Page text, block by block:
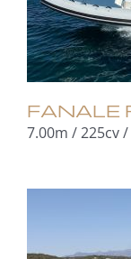
FANALE
7.00m / 225cv